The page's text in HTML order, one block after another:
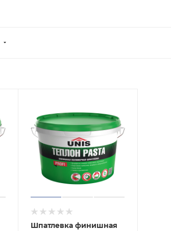
Шпатлевка финишная